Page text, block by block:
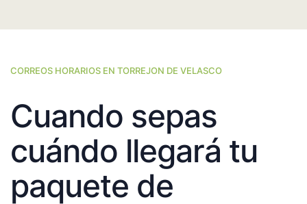
CORREOS HORARIOS EN TORREJON DE VELASCO
Cuando sepas
cuándo llegará tu
paquete de